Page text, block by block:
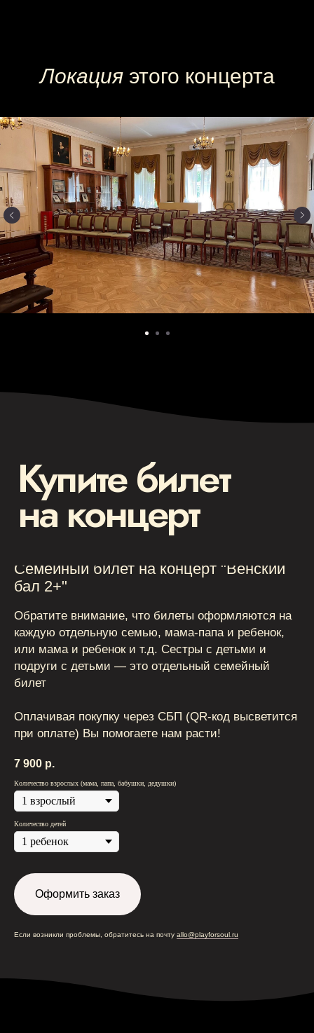
Локация этого концерта
Семейный билет на концерт "Венский
бал 2+"
Обратите внимание, что билеты оформляются на
каждую отдельную семью, мама-папа и ребенок,
или мама и ребенок и т.д. Сестры с детьми и
подруги с детьми — это отдельный семейный
билет
Оплачивая покупку через СБП (QR-код высветится
при оплате) Вы помогаете нам расти!
7 900 р.
Количество взрослых (мама, папа, бабушки, дедушки)
Количество детей
Оформить заказ
Если возникли проблемы, обратитесь на почту allo@playforsoul.ru